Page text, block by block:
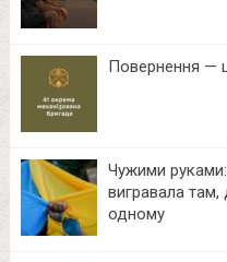
Повернення —
Чужими
вигравала там,
одному